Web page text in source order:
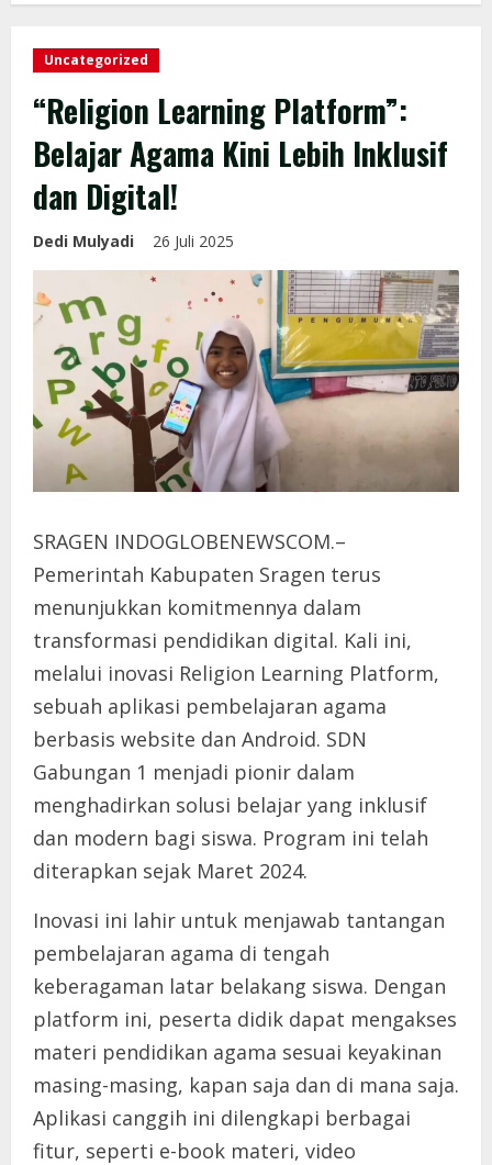
Uncategorized
“Religion Learning Platform”:
Belajar Agama Kini Lebih Inklusif
dan Digital!
Dedi Mulyadi 26 Juli 2025
SRAGEN INDOGLOBENEWSCOM.–
Pemerintah Kabupaten Sragen terus
menunjukkan komitmennya dalam
transformasi pendidikan digital. Kali ini,
melalui inovasi Religion Learning Platform,
sebuah aplikasi pembelajaran agama
berbasis website dan Android. SDN
Gabungan 1 menjadi pionir dalam
menghadirkan solusi belajar yang inklusif
dan modern bagi siswa. Program ini telah
diterapkan sejak Maret 2024.
Inovasi ini lahir untuk menjawab tantangan
pembelajaran agama di tengah
keberagaman latar belakang siswa. Dengan
platform ini, peserta didik dapat mengakses
materi pendidikan agama sesuai keyakinan
masing-masing, kapan saja dan di mana saja.
Aplikasi canggih ini dilengkapi berbagai
fitur, seperti e-book materi, video